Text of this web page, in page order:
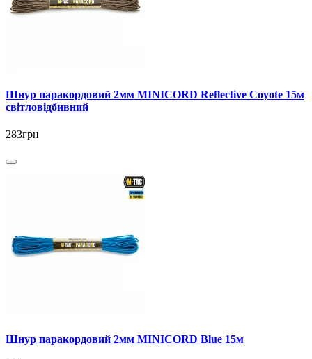
Шнур паракордовий 2мм MINICORD Reflective Coyote 15м
світловідбивний
283грн
Шнур паракордовий 2мм MINICORD Blue 15м